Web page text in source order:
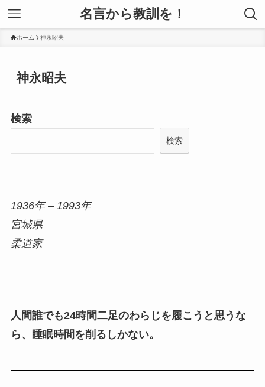
名言から教訓を！
ホーム 神永昭夫
神永昭夫
検索
検索
1936年 – 1993年
宮城県
柔道家
人間誰でも24時間二足のわらじを履こうと思うな
ら、睡眠時間を削るしかない。